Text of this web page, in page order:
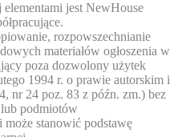
elementami jest NewHouse
rozpowszechnianie
materiałów ogłoszenia w
poza dozwolony użytek
1994 r. o prawie autorskim i
nr 24 poz. 83 z późn. zm.) bez
podmiotów
może stanowić podstawę